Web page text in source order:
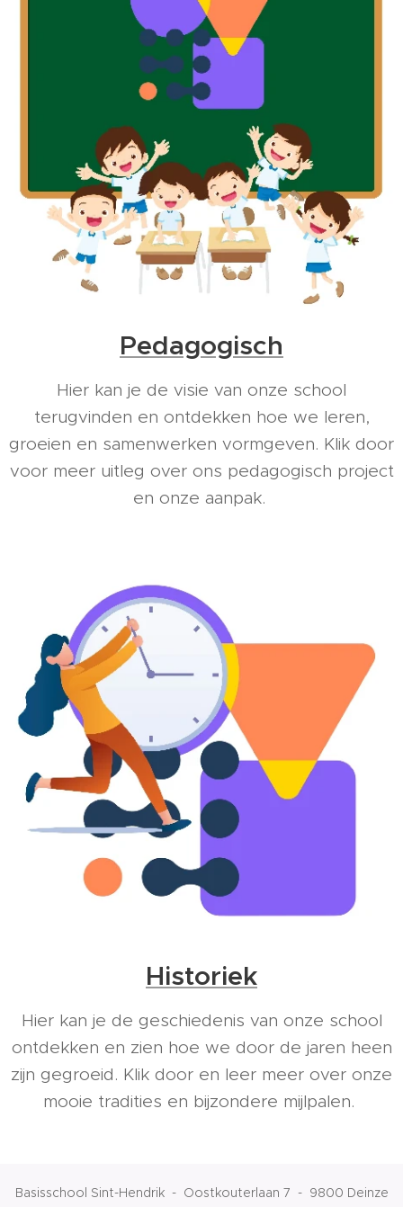
Pedagogisch
Hier kan je de visie van onze school
terugvinden en ontdekken hoe we leren,
groeien en samenwerken vormgeven. Klik door
voor meer uitleg over ons pedagogisch project
en onze aanpak.
Historiek
Hier kan je de geschiedenis van onze school
ontdekken en zien hoe we door de jaren heen
zijn gegroeid. Klik door en leer meer over onze
mooie tradities en bijzondere mijlpalen.
Basisschool Sint-Hendrik - Oostkouterlaan 7 - 9800 Deinze